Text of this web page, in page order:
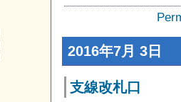
2016年7月 3日
支線改札口